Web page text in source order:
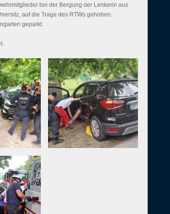
bei der Bergung der Lenkerin aus
auf die Trage des RTWs gehoben.
geparkt.